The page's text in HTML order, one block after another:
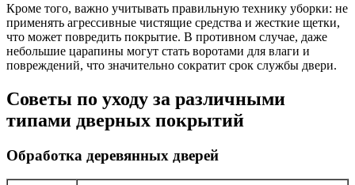
Кроме того, важно учитывать правильную технику уборки: не
применять агрессивные чистящие средства и жесткие щетки,
что может повредить покрытие. В противном случае, даже
небольшие царапины могут стать воротами для влаги и
повреждений, что значительно сократит срок службы двери.
Советы по уходу за различными
типами дверных покрытий
Обработка деревянных дверей